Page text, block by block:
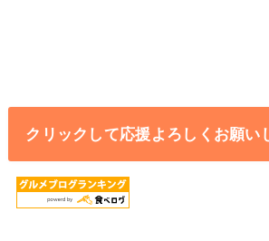
クリックして応援よろしくお願い